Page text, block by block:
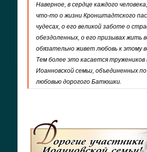
Наверное, в сердце каждого
что-то о жизни Кронштадтского
чудесах, о его великой заботе о
обездоленных, о его призывах жить
обязательно живет любовь к этому
Тем более это касается тружеников
Иоанновской семьи, объединенных
любовью дорогого Батюшки.